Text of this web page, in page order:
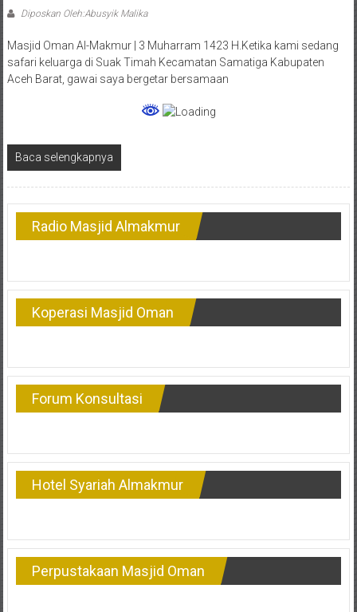
Diposkan Oleh:Abusyik Malika
Masjid Oman Al-Makmur | 3 Muharram 1423 H.Ketika kami sedang
safari keluarga di Suak Timah Kecamatan Samatiga Kabupaten
Aceh Barat, gawai saya bergetar bersamaan
Baca selengkapnya
Radio Masjid Almakmur
Koperasi Masjid Oman
Forum Konsultasi
Hotel Syariah Almakmur
Perpustakaan Masjid Oman